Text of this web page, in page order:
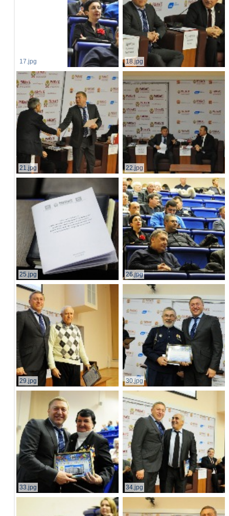
17.jpg 18.jpg
21.jpg 22.jpg
25.jpg 26.jpg
29.jpg 30.jpg
33.jpg 34.jpg